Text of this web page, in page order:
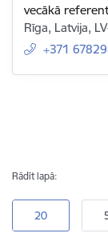
vecākā
Rīga, Latvija,
+371
Rādīt lapā: